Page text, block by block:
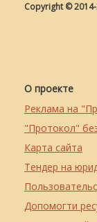
Copyright ©
О проекте
Реклама на
"Протокол"
Карта сайта
Тендер на
Допомогти